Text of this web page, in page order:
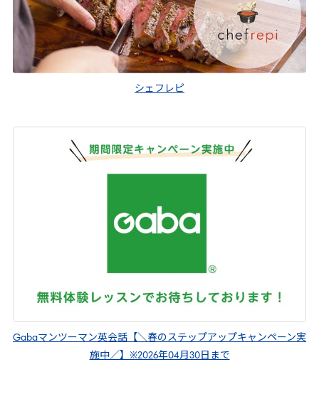
シェフレピ
Gabaマンツーマン英会話【＼春のステップアップキャンペーン実
施中／】※2026年04月30日まで